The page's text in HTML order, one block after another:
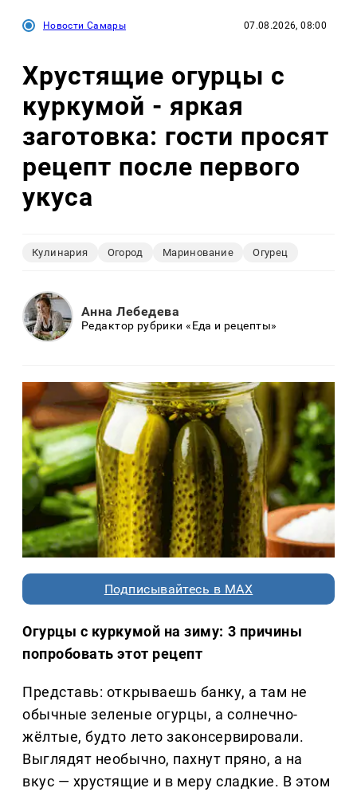
Новости Самары 07.08.2026, 08:00
Хрустящие огурцы с
куркумой - яркая
заготовка: гости просят
рецепт после первого
укуса
Кулинария Огород Маринование Огурец
Анна Лебедева
Редактор рубрики «Еда и рецепты»
Подписывайтесь в MAX
Огурцы с куркумой на зиму: 3 причины
попробовать этот рецепт
Представь: открываешь банку, а там не
обычные зеленые огурцы, а солнечно-
жёлтые, будто лето законсервировали.
Выглядят необычно, пахнут пряно, а на
вкус — хрустящие и в меру сладкие. В этом